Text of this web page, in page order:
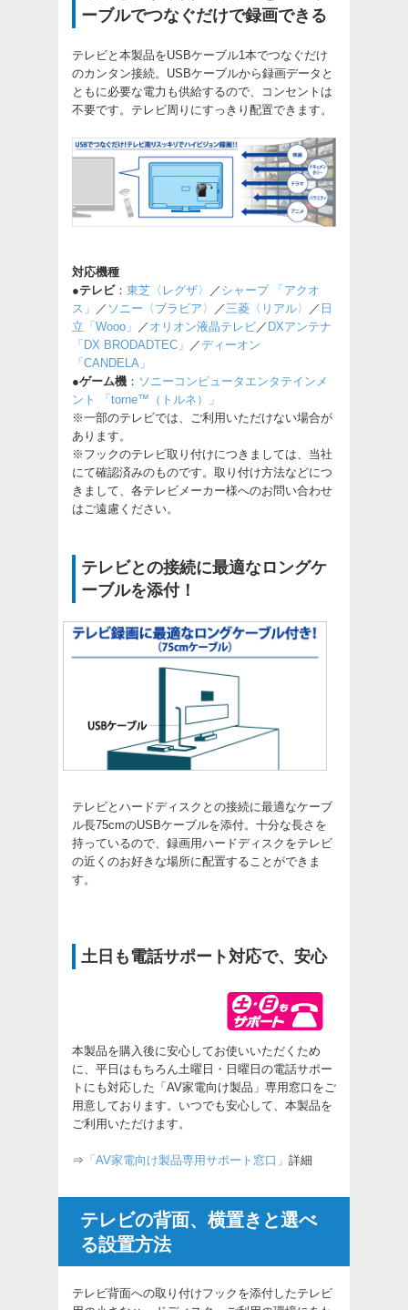
ーブルでつなぐだけで録画できる
テレビと本製品をUSBケーブル1本でつなぐだけ
のカンタン接続。USBケーブルから録画データと
ともに必要な電力も供給するので、コンセントは
不要です。テレビ周りにすっきり配置できます。
対応機種
●テレビ： 東芝〈レグザ〉 ／ シャープ 「アクオ
ス」 ／ ソニー〈ブラビア〉 ／三菱〈リアル〉 ／ 日
立「Wooo」 ／ オリオン液晶テレビ／ DXアンテナ
「DX BRODADTEC」 ／ディーオン
「CANDELA」
●ゲーム機 ： ソニーコンピュータエンタテインメ
ント 「torne™（トルネ）」
※一部のテレビでは、ご利用いただけない場合が
あります。
※フックのテレビ取り付けにつきましては、当社
にて確認済みのものです。取り付け方法などにつ
きまして、各テレビメーカー様へのお問い合わせ
はご遠慮ください。
テレビとの接続に最適なロングケ
ーブルを添付！
テレビとハードディスクとの接続に最適なケーブ
ル長75cmのUSBケーブルを添付。十分な長さを
持っているので、録画用ハードディスクをテレビ
の近くのお好きな場所に配置することができま
す。
土日も電話サポート対応で、安心
本製品を購入後に安心してお使いいただくため
に、平日はもちろん土曜日・日曜日の電話サポー
トにも対応した「AV家電向け製品」専用窓口をご
用意しております。いつでも安心して、本製品を
ご利用いただけます。
⇒ 「AV家電向け製品専用サポート窓口」 詳細
テレビの背面、横置きと選べ
る設置方法
テレビ背面への取り付けフックを添付したテレビ